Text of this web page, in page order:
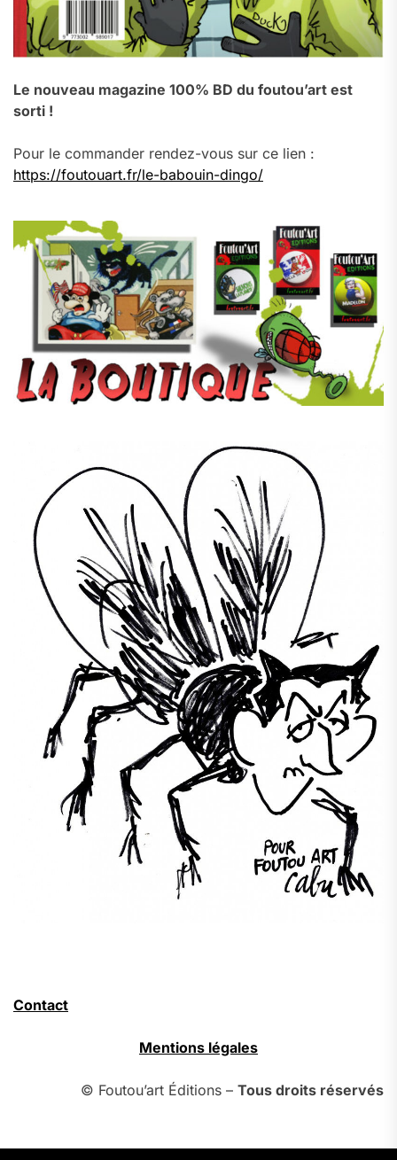
Le nouveau magazine 100% BD du foutou’art est
sorti !
Pour le commander rendez-vous sur ce lien :
https://foutouart.fr/le-babouin-dingo/
Contact
Mentions légales
© Foutou’art Éditions – Tous droits réservés